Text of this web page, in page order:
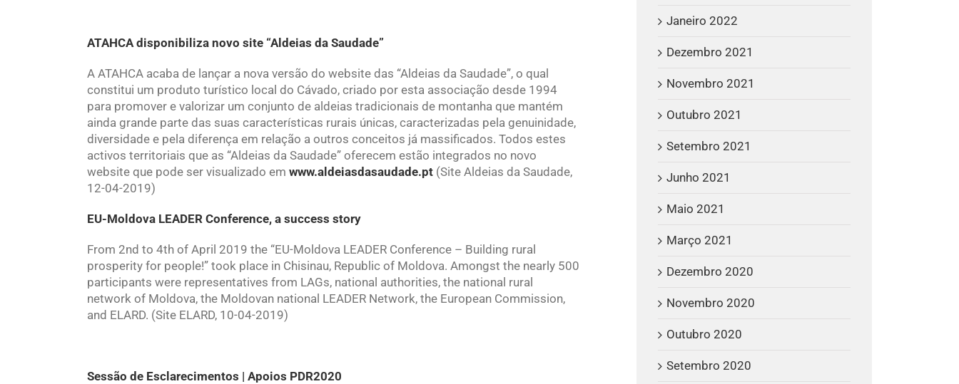
ATAHCA disponibiliza novo site “Aldeias da Saudade”
A ATAHCA acaba de lançar a nova versão do website das “Aldeias da Saudade”, o qual
constitui um produto turístico local do Cávado, criado por esta associação desde 1994
para promover e valorizar um conjunto de aldeias tradicionais de montanha que mantém
ainda grande parte das suas características rurais únicas, caracterizadas pela genuinidade,
diversidade e pela diferença em relação a outros conceitos já massificados. Todos estes
activos territoriais que as “Aldeias da Saudade” oferecem estão integrados no novo
website que pode ser visualizado em www.aldeiasdasaudade.pt (Site Aldeias da Saudade,
12-04-2019)
EU-Moldova LEADER Conference, a success story
From 2nd to 4th of April 2019 the “EU-Moldova LEADER Conference – Building rural
prosperity for people!” took place in Chisinau, Republic of Moldova. Amongst the nearly 500
participants were representatives from LAGs, national authorities, the national rural
network of Moldova, the Moldovan national LEADER Network, the European Commission,
and ELARD. (Site ELARD, 10-04-2019)
Sessão de Esclarecimentos | Apoios PDR2020
Janeiro 2022
Dezembro 2021
Novembro 2021
Outubro 2021
Setembro 2021
Junho 2021
Maio 2021
Março 2021
Dezembro 2020
Novembro 2020
Outubro 2020
Setembro 2020